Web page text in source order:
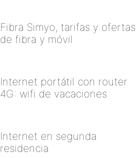
Fibra Simyo, tarifas y ofertas
de fibra y móvil
Internet portátil con router
4G: wifi de vacaciones
Internet en segunda
residencia